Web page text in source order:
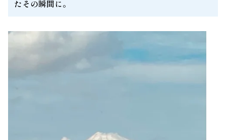
たその瞬間に。